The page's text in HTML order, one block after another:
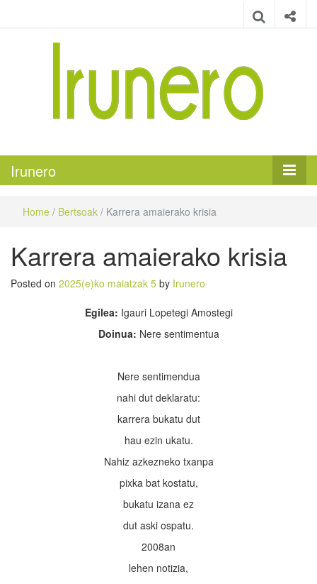
Irunero
Home / Bertsoak / Karrera amaierako krisia
Karrera amaierako krisia
Posted on 2025(e)ko maiatzak 5 by Irunero
Egilea: Igauri Lopetegi Amostegi
Doinua: Nere sentimentua
Nere sentimendua
nahi dut deklaratu:
karrera bukatu dut
hau ezin ukatu.
Nahiz azkezneko txanpa
pixka bat kostatu,
bukatu izana ez
dut aski ospatu.
2008an
lehen notizia,